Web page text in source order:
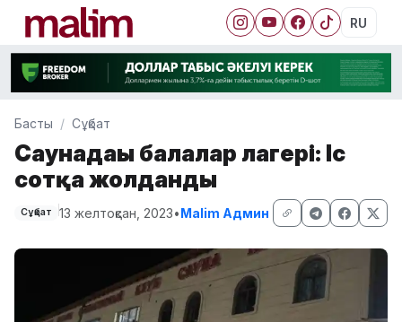
RU
Басты Сұқбат
Саунадағы балалар лагері: Іс
сотқа жолданды
Сұқбат 13 желтоқсан, 2023•Malim Админ